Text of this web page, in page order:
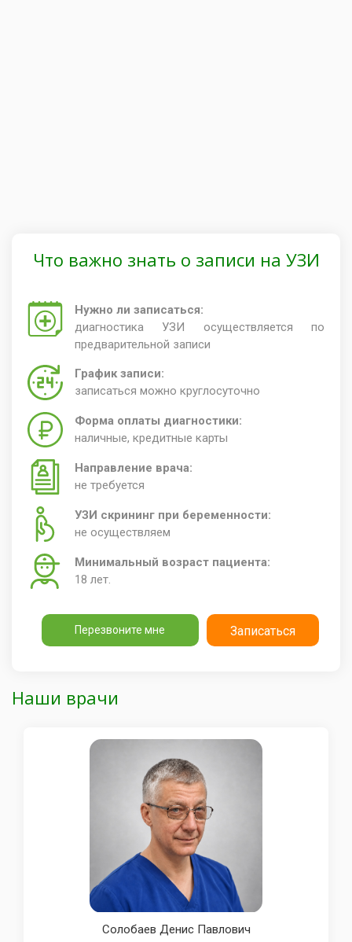
Что важно знать о записи на УЗИ
Нужно ли записаться:
диагностика УЗИ осуществляется по
предварительной записи
График записи:
записаться можно круглосуточно
Форма оплаты диагностики:
наличные, кредитные карты
Направление врача:
не требуется
УЗИ скрининг при беременности:
не осуществляем
Минимальный возраст пациента:
18 лет.
Перезвоните мне Записаться
Наши врачи
Солобаев Денис Павлович